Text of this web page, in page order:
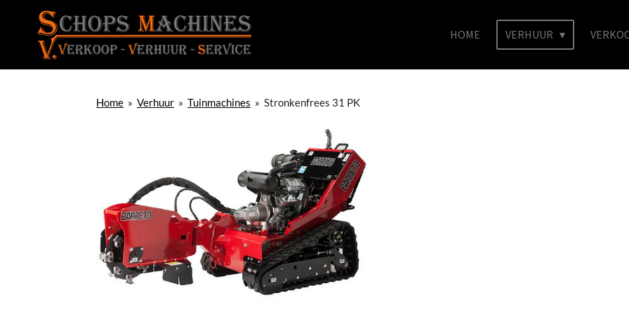
HOME VERHUUR
Home » Verhuur » Tuinmachines » Stronkenfrees 31 PK